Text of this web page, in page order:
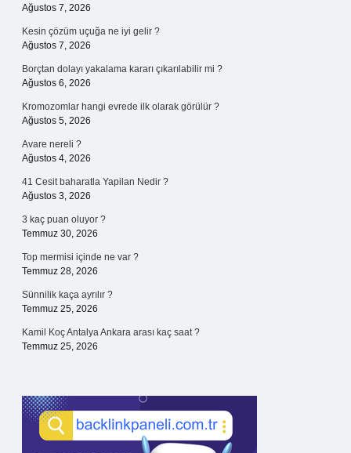
Ağustos 7, 2026
Kesin çözüm uçuğa ne iyi gelir ?
Ağustos 7, 2026
Borçtan dolayı yakalama kararı çıkarılabilir mi ?
Ağustos 6, 2026
Kromozomlar hangi evrede ilk olarak görülür ?
Ağustos 5, 2026
Avare nereli ?
Ağustos 4, 2026
41 Cesit baharatla Yapilan Nedir ?
Ağustos 3, 2026
3 kaç puan oluyor ?
Temmuz 30, 2026
Top mermisi içinde ne var ?
Temmuz 28, 2026
Sünnilik kaça ayrılır ?
Temmuz 25, 2026
Kamil Koç Antalya Ankara arası kaç saat ?
Temmuz 25, 2026